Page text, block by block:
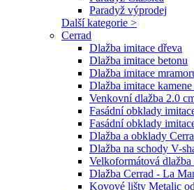
Paradyž výprodej
Další kategorie >
Cerrad
Dlažba imitace dřeva
Dlažba imitace betonu
Dlažba imitace
Dlažba imitace
Venkovní dlažba 2.0
Fasádní obklady
Fasádní obklady
Dlažba a obklady
Dlažba na schody V-
Velkoformátová
Dlažba Cerrad - La
Kovové lišty Metalic